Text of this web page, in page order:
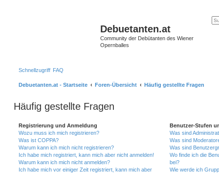
Debuetanten.at
Community der Debütanten des Wiener
Opernballes
Schnellzugriff FAQ
Debuetanten.at - Startseite Foren-Übersicht Häufig gestellte Fragen
Häufig gestellte Fragen
Registrierung und Anmeldung
Wozu muss ich mich registrieren?
Was ist COPPA?
Warum kann ich mich nicht registrieren?
Ich habe mich registriert, kann mich aber nicht anmelden!
Warum kann ich mich nicht anmelden?
Ich habe mich vor einiger Zeit registriert, kann mich aber
Benutzer-Stufen
Was sind
Was sind
Was sind
Wo finde ich die
bei?
Wie werde ich